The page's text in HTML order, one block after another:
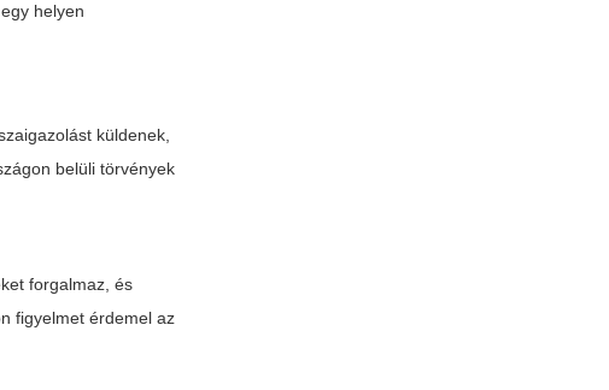
helyen
küldenek,
belüli törvények
forgalmaz, és
figyelmet érdemel az